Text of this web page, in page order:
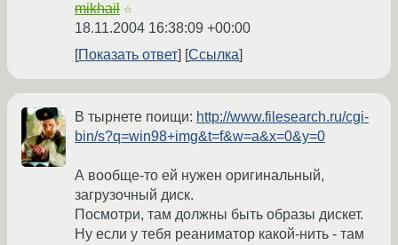
mikhail ☆
18.11.2004 16:38:09 +00:00
Показать ответ
Ссылка
В тырнете поищи: http://www.filesearch.ru/cgi-
bin/s?q=win98+img&t=f&w=a&x=0&y=0
А вообще-то ей нужен оригинальный,
загрузочный диск.
Посмотри, там должны быть образы дискет.
Ну если у тебя реаниматор какой-нить - там